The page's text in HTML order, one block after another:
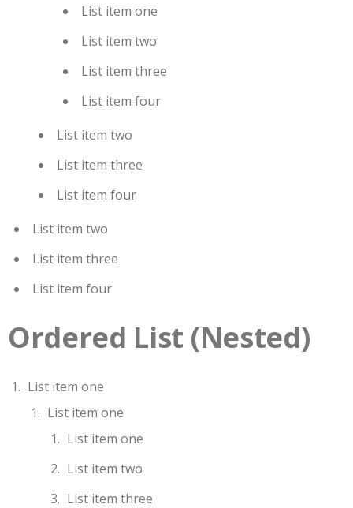
List item one
List item two
List item three
List item four
List item two
List item three
List item four
List item two
List item three
List item four
Ordered List (Nested)
List item one
List item one
List item one
List item two
List item three